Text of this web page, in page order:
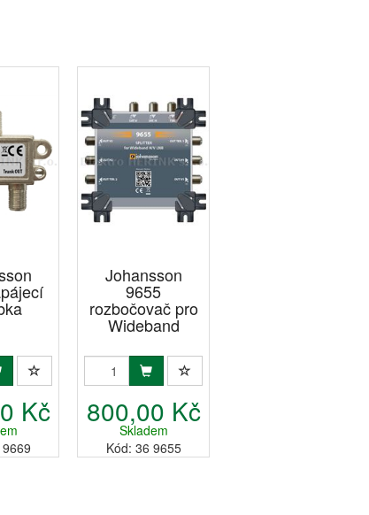
Kč
Johansson
9655
rozbočovač pro
Wideband
800,00 Kč
Skladem
Kód: 36 9655